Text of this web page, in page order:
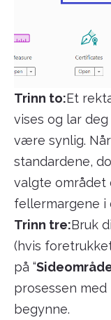
Trinn to:Et
vises og lar
være synlig.
standardene,
valgte området
fellermargene i
Trinn tre:Bruk
(hvis
på “
prosessen
begynne.